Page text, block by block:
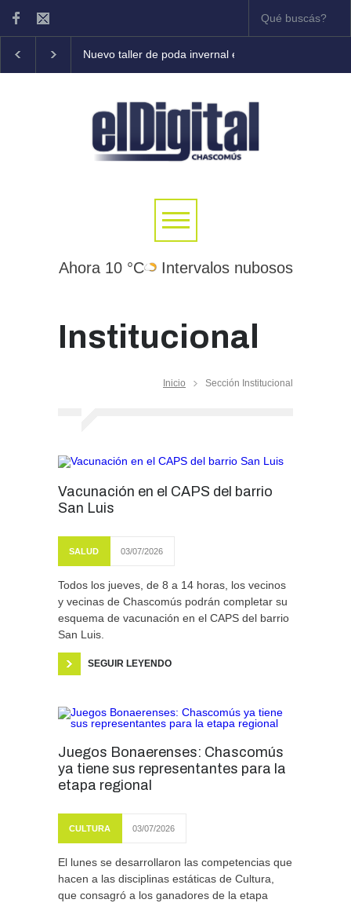
Nuevo taller de poda invernal en frutales
Ahora 10 °C Intervalos nubosos
Institucional
Inicio Sección Institucional
Vacunación en el CAPS del barrio
San Luis
SALUD 03/07/2026
Todos los jueves, de 8 a 14 horas, los vecinos
y vecinas de Chascomús podrán completar su
esquema de vacunación en el CAPS del barrio
San Luis.
SEGUIR LEYENDO
Juegos Bonaerenses: Chascomús
ya tiene sus representantes para la
etapa regional
CULTURA 03/07/2026
El lunes se desarrollaron las competencias que
hacen a las disciplinas estáticas de Cultura,
que consagró a los ganadores de la etapa